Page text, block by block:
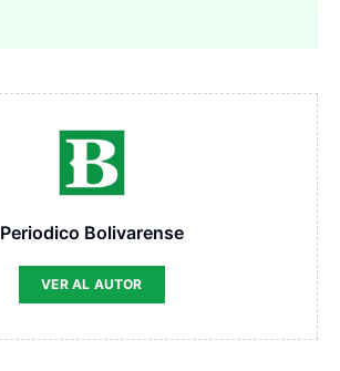
Periodico Bolivarense
VER AL AUTOR